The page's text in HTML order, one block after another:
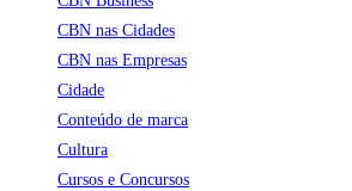
CBN nas Cidades
CBN nas Empresas
Cidade
Conteúdo de marca
Cultura
Cursos e Concursos